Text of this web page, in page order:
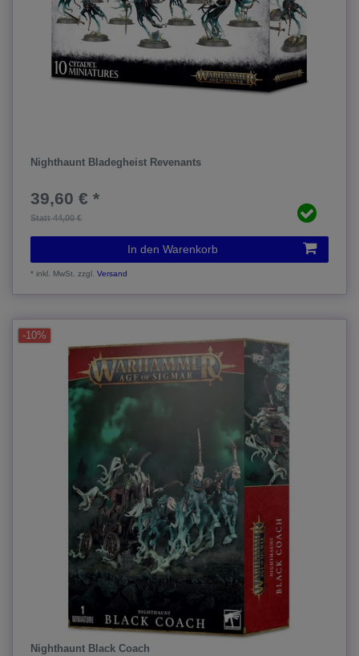
Nighthaunt Bladegheist Revenants
Statt 44,00 €
39,60 € *
In den Warenkorb
*inkl. MwSt. zzgl.Versand
-10%
Nighthaunt Black Coach